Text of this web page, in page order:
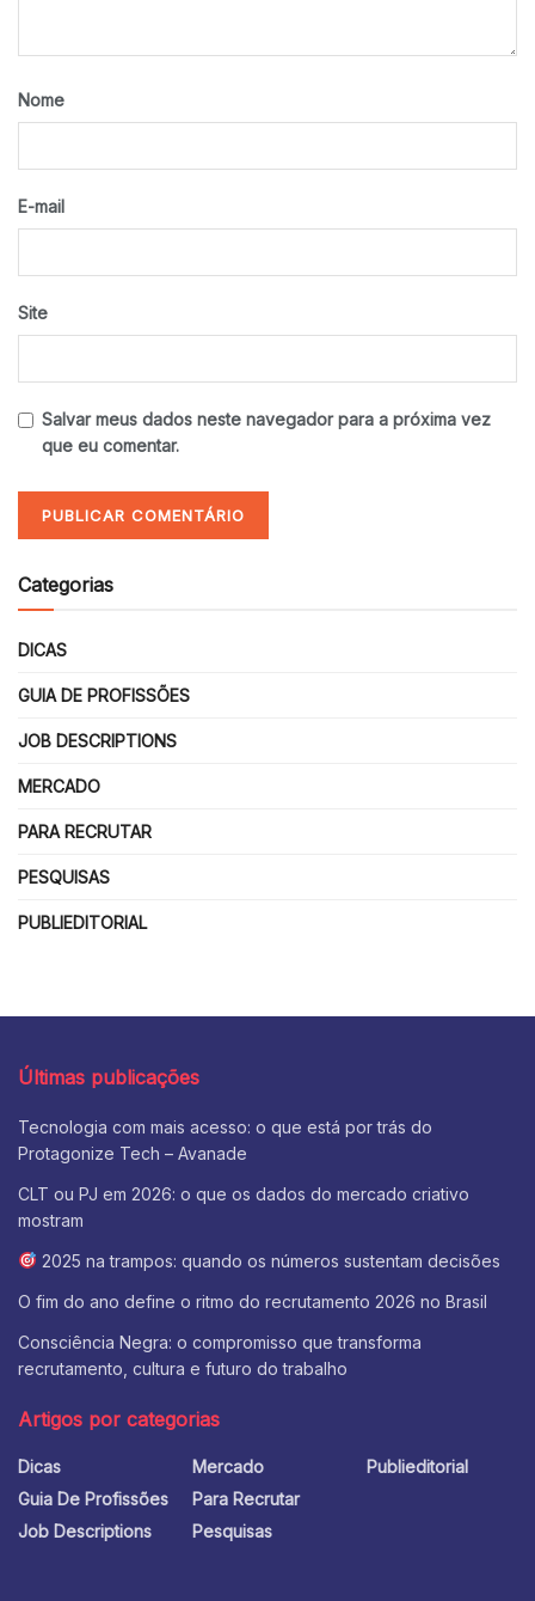
Nome
E-mail
Site
Salvar meus dados neste navegador para a próxima vez
que eu comentar.
Categorias
DICAS
GUIA DE PROFISSÕES
JOB DESCRIPTIONS
MERCADO
PARA RECRUTAR
PESQUISAS
PUBLIEDITORIAL
Últimas publicações
Tecnologia com mais acesso: o que está por trás do
Protagonize Tech – Avanade
CLT ou PJ em 2026: o que os dados do mercado criativo
mostram
2025 na trampos: quando os números sustentam decisões
O fim do ano define o ritmo do recrutamento 2026 no Brasil
Consciência Negra: o compromisso que transforma
recrutamento, cultura e futuro do trabalho
Artigos por categorias
Dicas
Guia De Profissões
Job Descriptions
Mercado
Para Recrutar
Pesquisas
Publieditorial